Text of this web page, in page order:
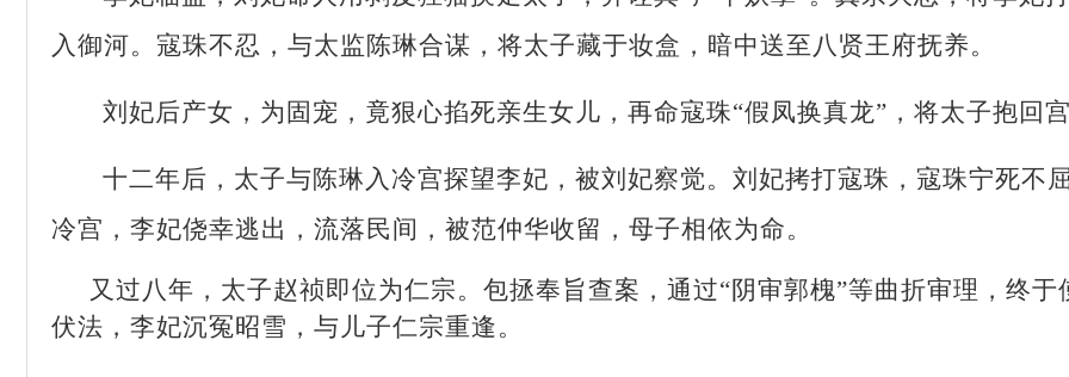
入御河。寇珠不忍，与太监陈琳合谋，将太子藏于妆盒，暗中送至八贤王府抚养。
刘妃后产女，为固宠，竟狠心掐死亲生女儿，再命寇珠“假凤换真龙”，将太子抱回
十二年后，太子与陈琳入冷宫探望李妃，被刘妃察觉。刘妃拷打寇珠，寇珠宁死不
冷宫，李妃侥幸逃出，流落民间，被范仲华收留，母子相依为命。
又过八年，太子赵祯即位为仁宗。包拯奉旨查案，通过“阴审郭槐”等曲折审理，终
伏法，李妃沉冤昭雪，与儿子仁宗重逢。